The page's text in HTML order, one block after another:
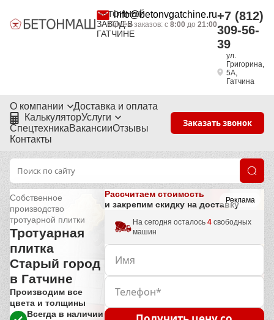
БЕТОННЫЙ
ЗАВОД В
ГАТЧИНЕ
info@betonvgatchine.ru
Приём заказов: с 8:00 до 21:00
+7 (812)
309-56-
39
ул.
Григорина,
5А,
Гатчина
О компании
Доставка и оплата
КалькуляторУслуги
СпецтехникаВакансииОтзывы
Контакты
Заказать звонок
Реклама
Собственное
производство
тротуарной плитки
Тротуарная
плитка
Старый город
в Гатчине
Производим все
цвета и толщины
Всегда в наличии
Рассчитаем стоимость
и закрепим скидку на доставку
На сегодня осталось 4свободных
машин